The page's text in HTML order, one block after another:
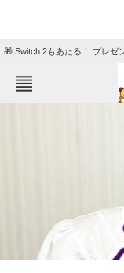
🎁 Switch 2もあたる！ プレゼ